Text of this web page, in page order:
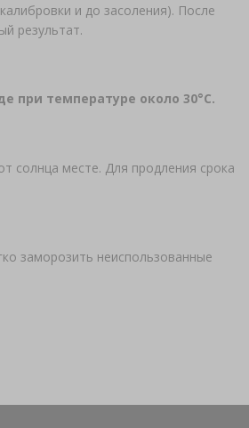
и до засоления). После
результат.
при температуре около 30°C.
солнца месте. Для продления срока
заморозить неиспользованные